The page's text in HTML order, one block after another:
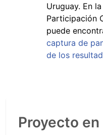
Uruguay. En
Participación
puede
captura de
de los
Proyecto